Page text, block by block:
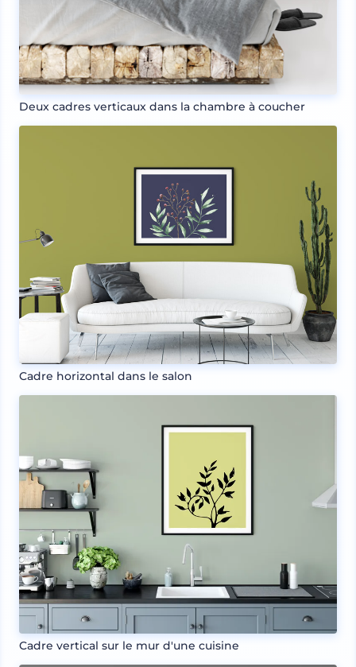
Deux cadres verticaux dans la chambre à coucher
Cadre horizontal dans le salon
Cadre vertical sur le mur d'une cuisine